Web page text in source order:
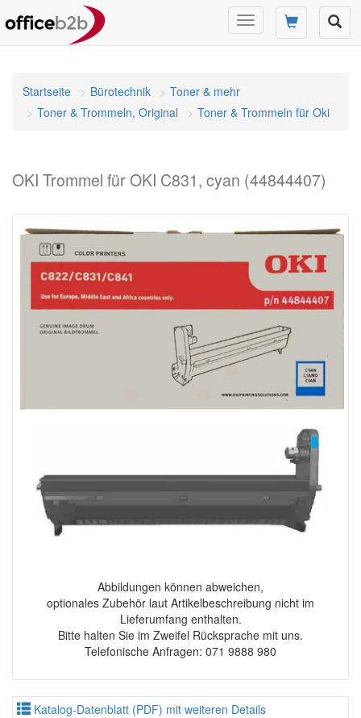
Navigation
umschalten
Startseite Bürotechnik
Toner & mehr
Toner & Trommeln, Original
Toner & Trommeln für Oki
OKI Trommel für OKI C831, cyan (44844407)
Abbildungen können abweichen,
optionales Zubehör laut Artikelbeschreibung nicht im
Lieferumfang enthalten.
Bitte halten Sie im Zweifel Rücksprache mit uns.
Telefonische Anfragen: 071 9888 980
Katalog-Datenblatt (PDF) mit weiteren Details